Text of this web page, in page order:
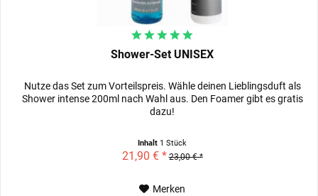
Shower-Set UNISEX
Nutze das Set zum Vorteilspreis. Wähle deinen Lieblingsduft als
Shower intense 200ml nach Wahl aus. Den Foamer gibt es gratis
dazu!
Inhalt 1 Stück
21,90 € * 23,00 € *
Merken